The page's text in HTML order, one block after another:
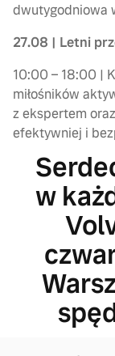
dwutygodniowa
27.08 | Letni
10:00 – 18:00 |
miłośników
z ekspertem
efektywniej i
w